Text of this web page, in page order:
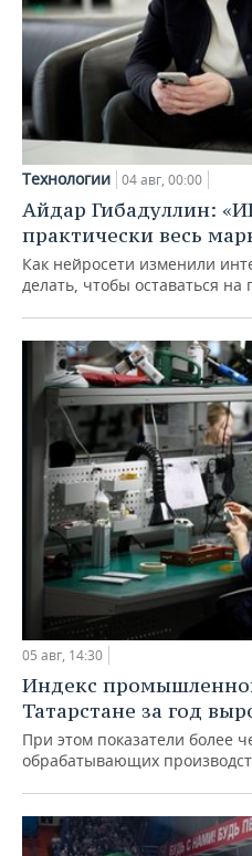
Технологии 04 авг, 00:00
Айдар Гибадуллин:
практически весь
Как нейросети изменили
делать, чтобы оставаться на
05 авг, 14:30
Индекс
Татарстане за год
При этом показатели более
обрабатывающих